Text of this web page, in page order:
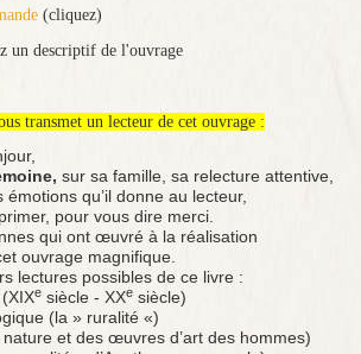
(cliquez)
un descriptif de l'ouvrage
transmet un lecteur de cet ouvrage :
sur sa famille, sa relecture attentive,
émotions qu’il donne au lecteur,
pour vous dire merci.
qui ont œuvré à la réalisation
ouvrage magnifique.
lectures possibles de ce livre :
esiècle - XXesiècle)
(la » ruralité «)
et des œuvres d’art des hommes)